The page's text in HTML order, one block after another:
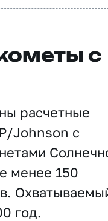
с
расчетные
Johnson с
менее 150
год.